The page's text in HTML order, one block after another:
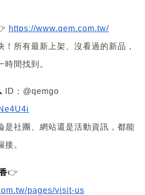
https://www.qem.com.tw/
！所有最新上架、沒看過的新品，
時間找到。
ID：@qemgo
是社團、網站還是活動資訊，都能
。
👉
pages/visit-us